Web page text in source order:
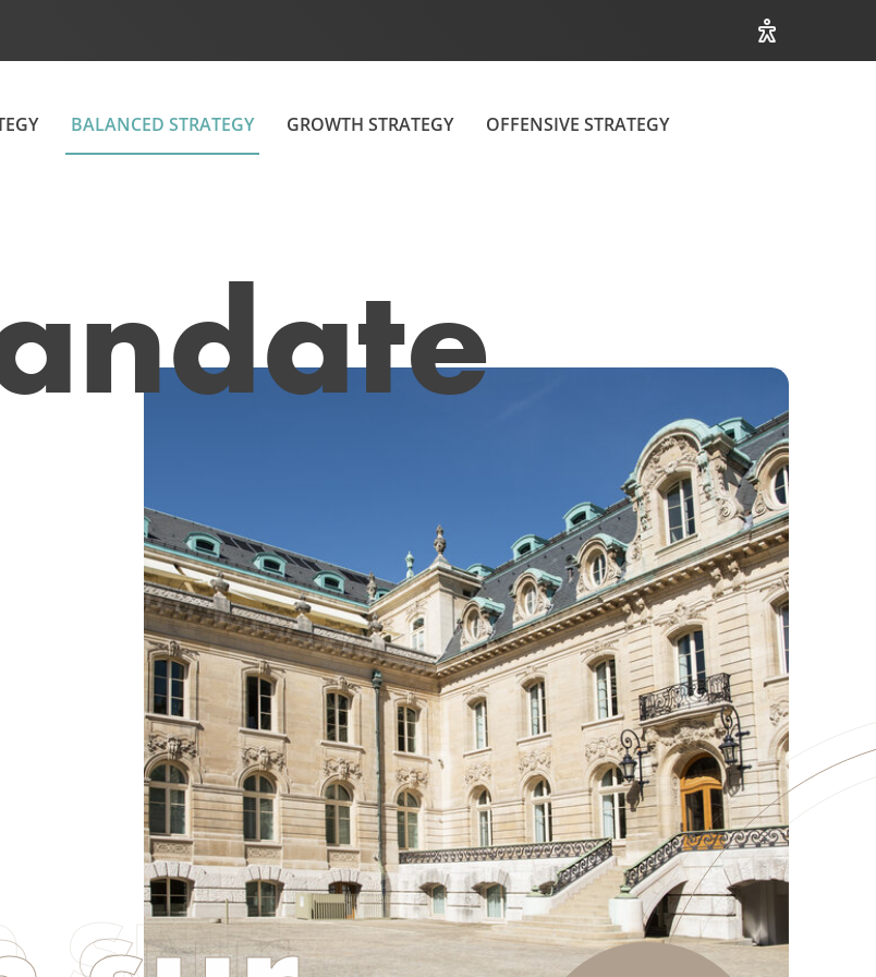
Optionen zur
BALANCED STRATEGY GROWTH STRATEGY OFFENSIVE STRATEGY